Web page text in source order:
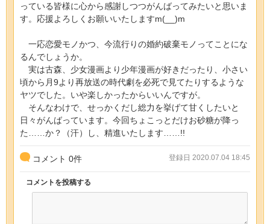
っている皆様に心から感謝しつつがんばってみたいと思いま
す。応援よろしくお願いいたしますm(__)m
一応恋愛モノかつ、今流行りの婚約破棄モノってことにな
るんでしょうか。
実は古森、少女漫画より少年漫画が好きだったり、小さい
頃から月9より再放送の時代劇を必死で見てたりするような
ヤツでした。いや楽しかったからいいんですが。
そんなわけで、せっかくだし総力を挙げて甘くしたいと
日々がんばっています。今回ちょこっとだけお砂糖が降っ
た……か？（汗）し、精進いたします……!!
コメント 0件 登録日 2020.07.04 18:45
コメントを投稿する